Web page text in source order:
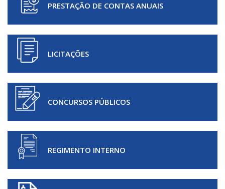
PRESTAÇÃO DE CONTAS ANUAIS
LICITAÇÕES
CONCURSOS PÚBLICOS
REGIMENTO INTERNO